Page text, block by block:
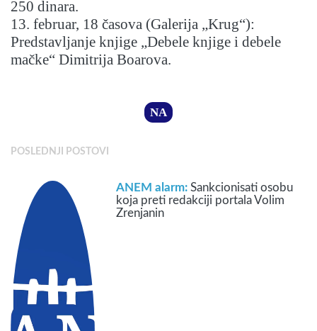
250 dinara.
13. februar, 18 časova (Galerija „Krug“):
Predstavljanje knjige „Debele knjige i debele
mačke“ Dimitrija Boarova.
NA
POSLEDNJI POSTOVI
ANEM alarm:Sankcionisati osobu
koja preti redakciji portala Volim
Zrenjanin